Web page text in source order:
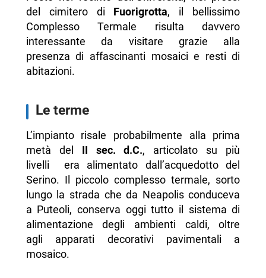
del cimitero di Fuorigrotta, il bellissimo
Complesso Termale risulta davvero
interessante da visitare grazie alla
presenza di affascinanti mosaici e resti di
abitazioni.
Le terme
L’impianto risale probabilmente alla prima
metà del II sec. d.C., articolato su più
livelli era alimentato dall’acquedotto del
Serino. Il piccolo complesso termale, sorto
lungo la strada che da Neapolis conduceva
a Puteoli, conserva oggi tutto il sistema di
alimentazione degli ambienti caldi, oltre
agli apparati decorativi pavimentali a
mosaico.